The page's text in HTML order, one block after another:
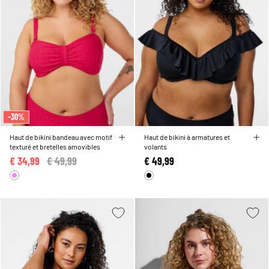
-30%
Haut de bikini bandeau avec motif
texturé et bretelles amovibles
Price reduced from
€ 49,99
€ 34,99
Haut de bikini à armatures et
volants
€ 49,99